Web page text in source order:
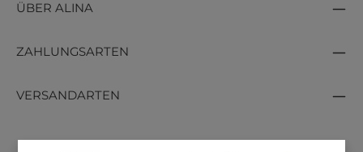
ÜBER ALINA
ZAHLUNGSARTEN
VERSANDARTEN